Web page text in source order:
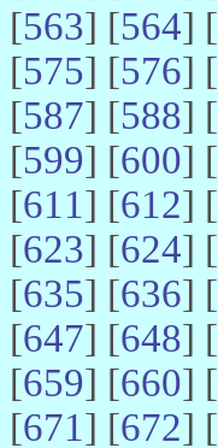
[563] [564] [
[575] [576] [
[587] [588] [
[599] [600] [
[611] [612] [
[623] [624] [
[635] [636] [
[647] [648] [
[659] [660] [
[671] [672] [